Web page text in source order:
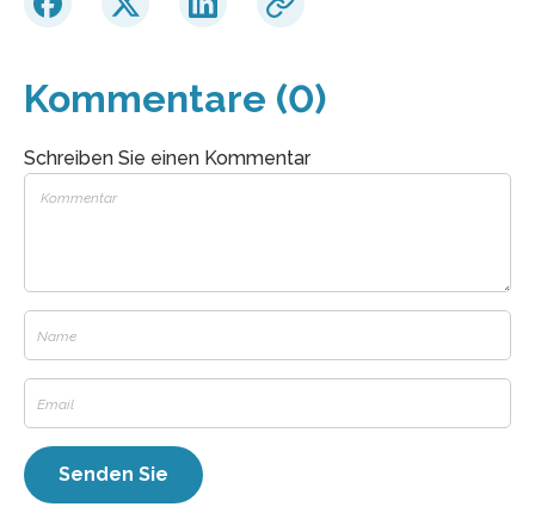
Kommentare (0)
Schreiben Sie einen Kommentar